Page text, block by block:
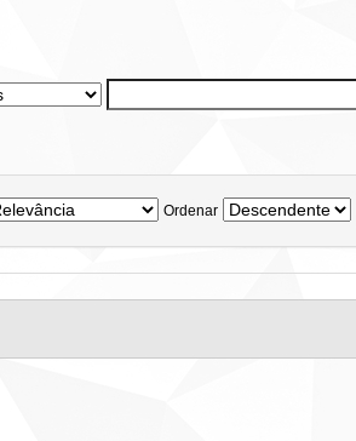
Ordenar